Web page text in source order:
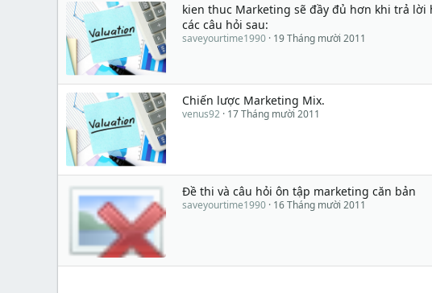
kien thuc Marketing sẽ đầy đủ hơn khi trả lời
các câu hỏi sau:
saveyourtime1990 19 Tháng mười 2011
Chiến lược Marketing Mix.
venus92 17 Tháng mười 2011
Đề thi và câu hỏi ôn tập marketing căn bản
saveyourtime1990 16 Tháng mười 2011